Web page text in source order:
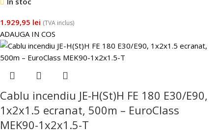
1.929,95 lei (TVA inclus)
ADAUGA IN COS
Cablu incendiu JE-H(St)H FE 180 E30/E90,
1x2x1.5 ecranat, 500m – EuroClass
MEK90-1x2x1.5-T